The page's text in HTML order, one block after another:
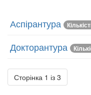
Аспірантура
Докторантура
Сторінка 1 із 3